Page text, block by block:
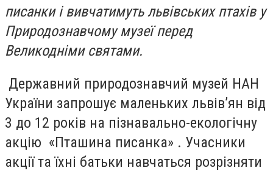
писанки і вивчатимуть львівських птахів у
Природознавчому музеї перед
Великодніми святами.
Державний природознавчий музей НАН
України запрошує маленьких львів’ян від
3 до 12 років на пізнавально-екологічну
акцію «Пташина писанка» . Учасники
акції та їхні батьки навчаться розрізняти